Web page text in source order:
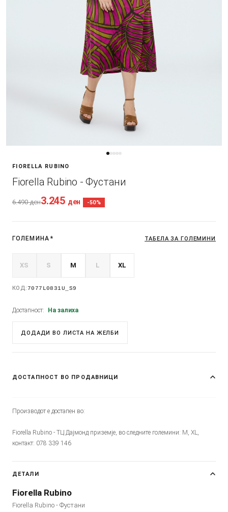
FIORELLA RUBINO
Fiorella Rubino - Фустани
6.490ден3.245 ден -50%
ГОЛЕМИНА * ТАБЕЛА ЗА ГОЛЕМИНИ
XS S M L XL
КОД:7077L0831U_S9
Достапност: На залиха
ДОДАДИ ВО ЛИСТА НА ЖЕЛБИ
ДОСТАПНОСТ ВО ПРОДАВНИЦИ
Производот е достапен во:
Fiorella Rubino - ТЦ Дајмонд приземје, во следните големини: M, XL,
контакт: 078 339 146
ДЕТАЛИ
Fiorella Rubino
Fiorella Rubino - Фустани